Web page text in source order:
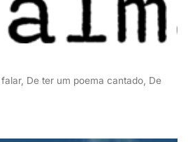
De ter um poema cantado, De